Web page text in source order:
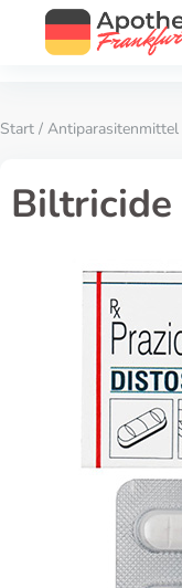
Start / Antiparasitenmittel
Biltricide